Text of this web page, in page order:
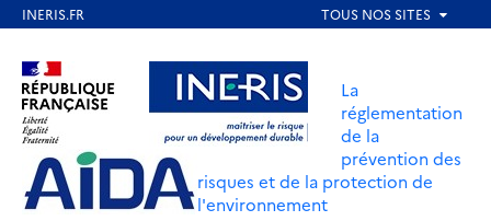
contenu
principal
Aller au contenu Aller au menu
Aller au pied de page
La
réglementation
de la
prévention des
risques et de la protection de
l'environnement